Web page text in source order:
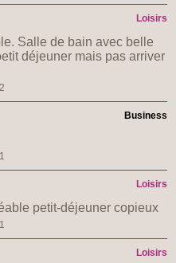
Loisirs
Salle de bain avec belle
déjeuner mais pas arriver
Business
Loisirs
petit-déjeuner copieux
Loisirs